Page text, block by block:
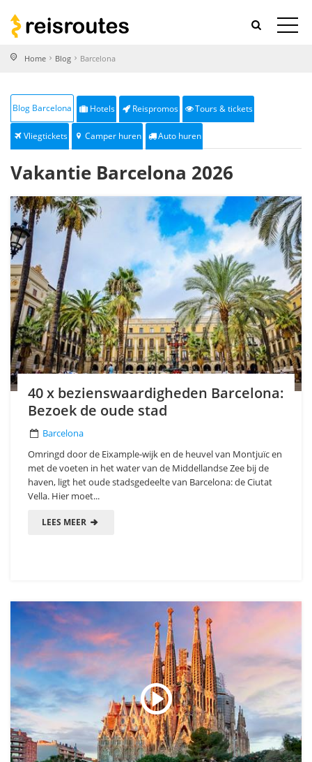
Home Blog Barcelona
Blog Barcelona Hotels Reispromos Tours & tickets
Vliegtickets Camper huren Auto huren
Vakantie Barcelona 2026
40 x bezienswaardigheden Barcelona:
Bezoek de oude stad
Barcelona
Omringd door de Eixample-wijk en de heuvel van Montjuïc en
met de voeten in het water van de Middellandse Zee bij de
haven, ligt het oude stadsgedeelte van Barcelona: de Ciutat
Vella. Hier moet...
LEES MEER